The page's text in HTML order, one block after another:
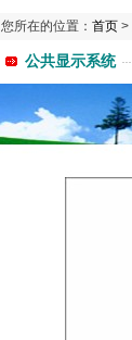
您所在的位置： 首页>
公共显示系统